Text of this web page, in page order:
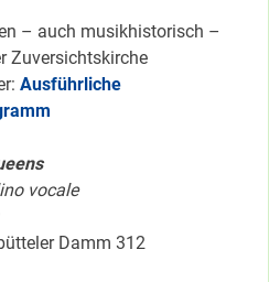
– auch musikhistorisch –
Zuversichtskirche
Ausführliche
vocale
Damm 312